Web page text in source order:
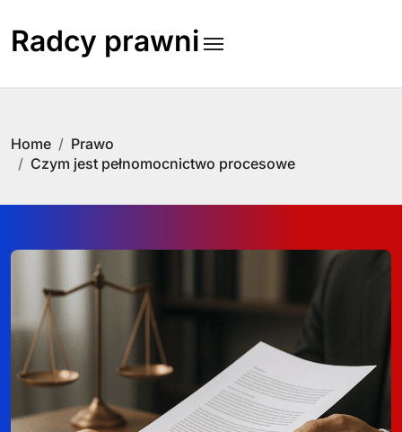
content
Radcy prawni
Home
Prawo
Czym jest pełnomocnictwo procesowe